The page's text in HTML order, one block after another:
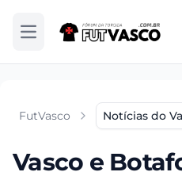
Abrir menu
FutVasco Notícias do
Vasco e